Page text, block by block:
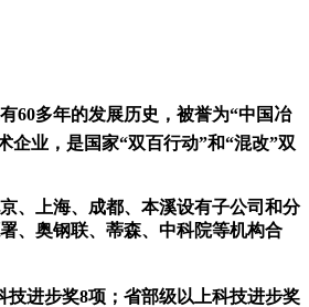
60多年的发展历史，被誉为“中国冶
业，是国家“双百行动”和“混改”双
、上海、成都、本溪设有子公司和分
、奥钢联、蒂森、中科院等机构合
进步奖8项；省部级以上科技进步奖